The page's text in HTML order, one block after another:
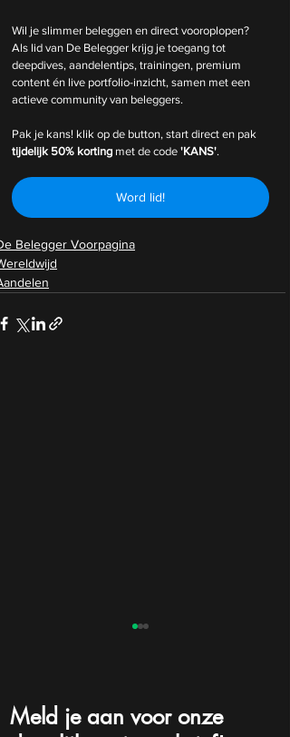
Wil je slimmer beleggen en direct vooroplopen?
Als lid van De Belegger krijg je toegang tot
deepdives, aandelentips, trainingen, premium
content én live portfolio-inzicht, samen met een
actieve community van beleggers.
Pak je kans! klik op de button, start direct en pak
tijdelijk 50% korting met de code 'KANS'.
Word lid!
Belegger Voorpagina
Meld je aan voor onze